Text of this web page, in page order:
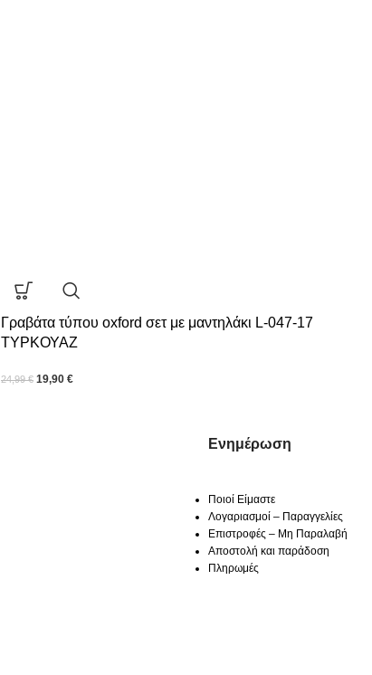
Γραβάτα τύπου oxford σετ με μαντηλάκι L-047-17
ΤΥΡΚΟΥΑΖ
24,99€ 19,90 €
Ενημέρωση
Ποιοί Είμαστε
Λογαριασμοί – Παραγγελίες
Επιστροφές – Μη Παραλαβή
Αποστολή και παράδοση
Πληρωμές